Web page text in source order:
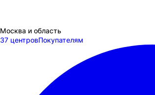
Москва и область
37 центровПокупателям